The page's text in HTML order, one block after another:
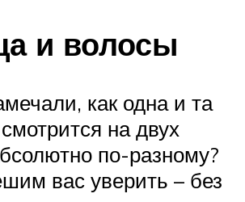
и волосы
как одна и та
на двух
по-разному?
вас уверить – без